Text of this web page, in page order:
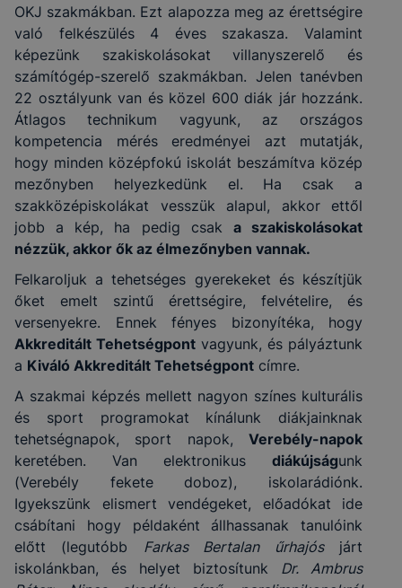
OKJ szakmákban. Ezt alapozza meg az érettségire
való felkészülés 4 éves szakasza. Valamint
képezünk szakiskolásokat villanyszerelő és
számítógép-szerelő szakmákban. Jelen tanévben
22 osztályunk van és közel 600 diák jár hozzánk.
Átlagos technikum vagyunk, az országos
kompetencia mérés eredményei azt mutatják,
hogy minden középfokú iskolát beszámítva közép
mezőnyben helyezkedünk el. Ha csak a
szakközépiskolákat vesszük alapul, akkor ettől
jobb a kép, ha pedig csak a szakiskolásokat
nézzük, akkor ők az élmezőnyben vannak.
Felkaroljuk a tehetséges gyerekeket és készítjük
őket emelt szintű érettségire, felvételire, és
versenyekre. Ennek fényes bizonyítéka, hogy
Akkreditált Tehetségpont vagyunk, és pályáztunk
a Kiváló Akkreditált Tehetségpont címre.
A szakmai képzés mellett nagyon színes kulturális
és sport programokat kínálunk diákjainknak
tehetségnapok, sport napok, Verebély-napok
keretében. Van elektronikus diákújságunk
(Verebély fekete doboz), iskolarádiónk.
Igyekszünk elismert vendégeket, előadókat ide
csábítani hogy példaként állhassanak tanulóink
előtt (legutóbb Farkas Bertalan űrhajósjárt
iskolánkban, és helyet biztosítunk Dr. Ambrus